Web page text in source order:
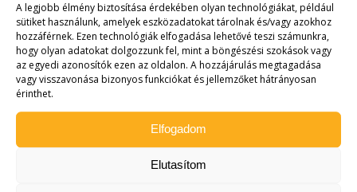
A legjobb élmény biztosítása érdekében olyan technológiákat, például
sütiket használunk, amelyek eszközadatokat tárolnak és/vagy azokhoz
hozzáférnek. Ezen technológiák elfogadása lehetővé teszi számunkra,
hogy olyan adatokat dolgozzunk fel, mint a böngészési szokások vagy
az egyedi azonosítók ezen az oldalon. A hozzájárulás megtagadása
vagy visszavonása bizonyos funkciókat és jellemzőket hátrányosan
érinthet.
Elfogadom
Elutasítom
Wien távtartó 10
+áfa)
eltartásig
+áfa)